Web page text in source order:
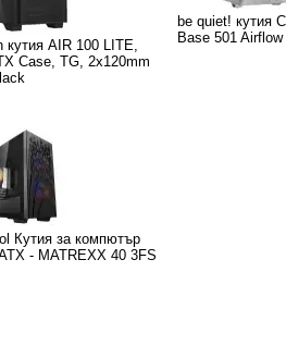
кутия AIR 100 LITE,
Case, TG, 2x120mm
be quiet! кутия
Base 501
Кутия за компютър
- MATREXX 40 3FS